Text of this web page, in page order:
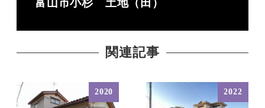
富山市小杉 土地（田）
関連記事
2020 2022